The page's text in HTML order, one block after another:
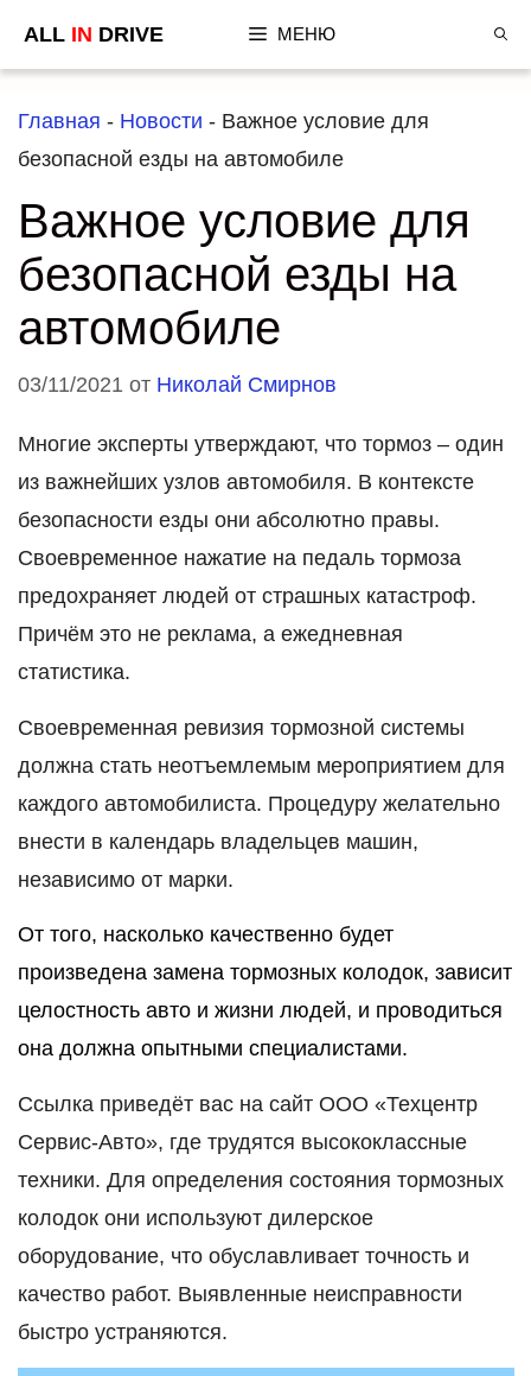
ALL IN DRIVE МЕНЮ
Главная - Новости - Важное условие для
безопасной езды на автомобиле
Важное условие для
безопасной езды на
автомобиле
03/11/2021 от Николай Смирнов
Многие эксперты утверждают, что тормоз – один
из важнейших узлов автомобиля. В контексте
безопасности езды они абсолютно правы.
Своевременное нажатие на педаль тормоза
предохраняет людей от страшных катастроф.
Причём это не реклама, а ежедневная
статистика.
Своевременная ревизия тормозной системы
должна стать неотъемлемым мероприятием для
каждого автомобилиста. Процедуру желательно
внести в календарь владельцев машин,
независимо от марки.
От того, насколько качественно будет
произведена замена тормозных колодок, зависит
целостность авто и жизни людей, и проводиться
она должна опытными специалистами.
Ссылка приведёт вас на сайт ООО «Техцентр
Сервис-Авто», где трудятся высококлассные
техники. Для определения состояния тормозных
колодок они используют дилерское
оборудование, что обуславливает точность и
качество работ. Выявленные неисправности
быстро устраняются.